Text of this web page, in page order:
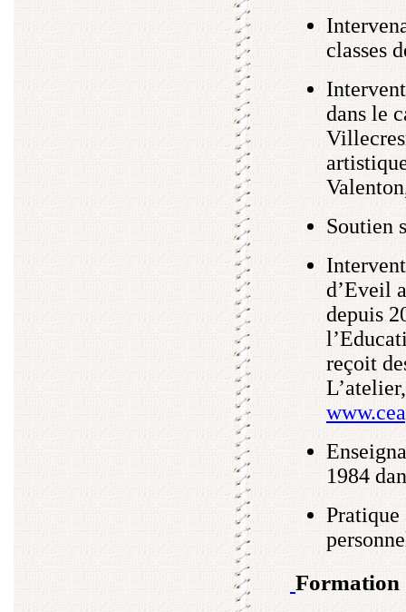
classes
dans le
Soutien
d’Eveil
depuis
reçoit
1984
Pratique
Formation